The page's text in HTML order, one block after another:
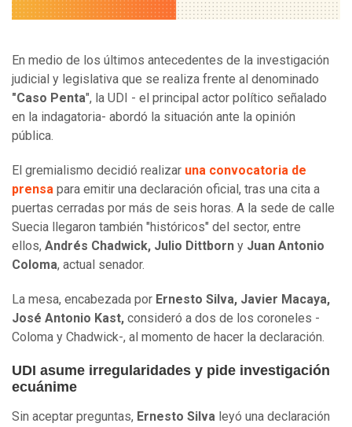
En medio de los últimos antecedentes de la investigación
judicial y legislativa que se realiza frente al denominado
"Caso Penta", la UDI - el principal actor político señalado
en la indagatoria- abordó la situación ante la opinión
pública.
El gremialismo decidió realizar una convocatoria de
prensa para emitir una declaración oficial, tras una cita a
puertas cerradas por más de seis horas. A la sede de calle
Suecia llegaron también "históricos" del sector, entre
ellos, Andrés Chadwick, Julio Dittborn y Juan Antonio
Coloma, actual senador.
La mesa, encabezada por Ernesto Silva, Javier Macaya,
José Antonio Kast, consideró a dos de los coroneles -
Coloma y Chadwick-, al momento de hacer la declaración.
UDI asume irregularidades y pide investigación
ecuánime
Sin aceptar preguntas, Ernesto Silva leyó una declaración